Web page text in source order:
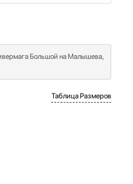
Большой на Малышева,
Таблица Размеров